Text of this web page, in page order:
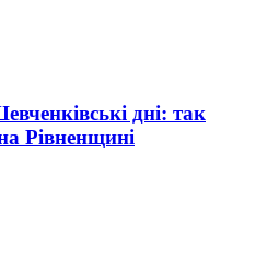
дні: так
Рівненщині